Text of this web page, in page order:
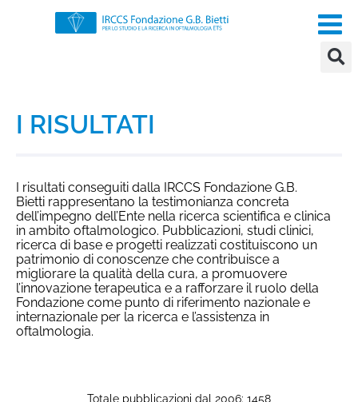
I RISULTATI
I risultati conseguiti dalla IRCCS Fondazione G.B.
Bietti rappresentano la testimonianza concreta
dell’impegno dell’Ente nella ricerca scientifica e clinica
in ambito oftalmologico. Pubblicazioni, studi clinici,
ricerca di base e progetti realizzati costituiscono un
patrimonio di conoscenze che contribuisce a
migliorare la qualità della cura, a promuovere
l’innovazione terapeutica e a rafforzare il ruolo della
Fondazione come punto di riferimento nazionale e
internazionale per la ricerca e l’assistenza in
oftalmologia.
Totale pubblicazioni dal 2006: 1458